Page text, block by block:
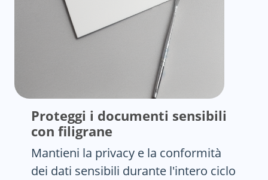
Proteggi i documenti sensibili
con filigrane
Mantieni la privacy e la conformità
dei dati sensibili durante l'intero ciclo